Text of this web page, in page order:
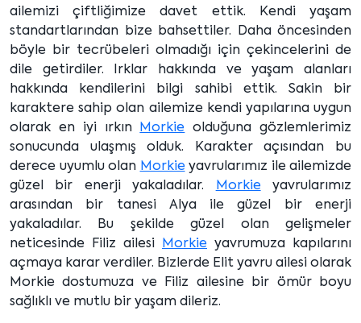
ailemizi çiftliğimize davet ettik. Kendi yaşam
standartlarından bize bahsettiler. Daha öncesinden
böyle bir tecrübeleri olmadığı için çekincelerini de
dile getirdiler. Irklar hakkında ve yaşam alanları
hakkında kendilerini bilgi sahibi ettik. Sakin bir
karaktere sahip olan ailemize kendi yapılarına uygun
olarak en iyi ırkın
Morkie olduğuna gözlemlerimiz
sonucunda ulaşmış olduk. Karakter açısından bu
derece uyumlu olan Morkieyavrularımız ile ailemizde
güzel bir enerji yakaladılar.
Morkieyavrularımız
arasından bir tanesi Alya ile güzel bir enerji
yakaladılar. Bu şekilde güzel olan gelişmeler
neticesinde Filiz ailesi
Morkie yavrumuza kapılarını
açmaya karar verdiler. Bizlerde Elit yavru ailesi olarak
Morkie dostumuza ve Filiz ailesine bir ömür boyu
sağlıklı ve mutlu bir yaşam dileriz.